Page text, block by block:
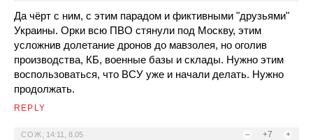
Да чёрт с ним, с этим парадом и фиктивными "друзьями"
Украины. Орки всю ПВО стянули под Москву, этим
усложнив долетание дронов до мавзолея, но оголив
производства, КБ, военные базы и склады. Нужно этим
воспользоваться, что ВСУ уже и начали делать. Нужно
продолжать.
REPLY
– +7 +
СОЖ 14:11, 8.05